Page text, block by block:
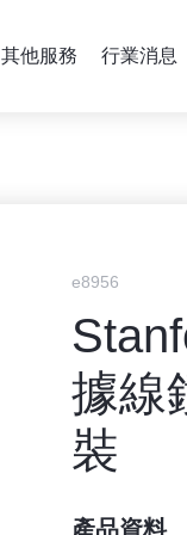
其他服務 行業消息
e8956
據線
裝
產品資料